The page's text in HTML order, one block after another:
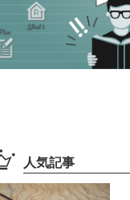
人気記事